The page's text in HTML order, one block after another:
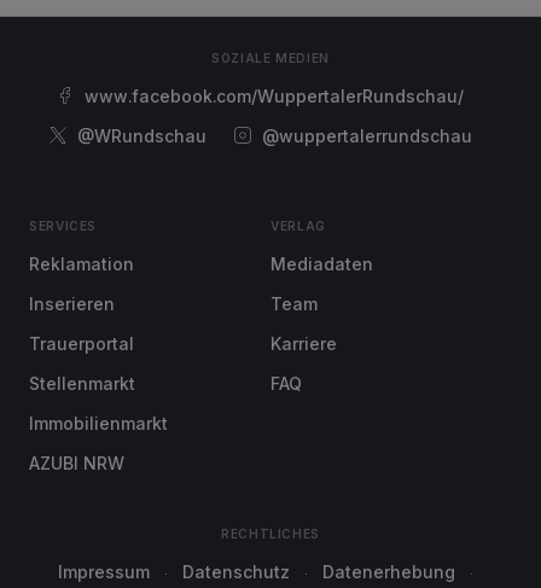
SOZIALE MEDIEN
www.facebook.com/WuppertalerRundschau/
@WRundschau
@wuppertalerrundschau
SERVICES
Reklamation
Inserieren
Trauerportal
Stellenmarkt
Immobilienmarkt
AZUBI NRW
VERLAG
Mediadaten
Team
Karriere
FAQ
RECHTLICHES
Impressum Datenschutz Datenerhebung